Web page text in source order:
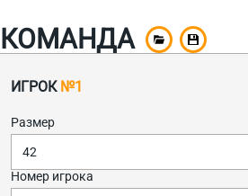
КОМАНДА
ИГРОК №1
Размер
42
Номер игрока